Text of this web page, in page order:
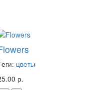
цветы
р.